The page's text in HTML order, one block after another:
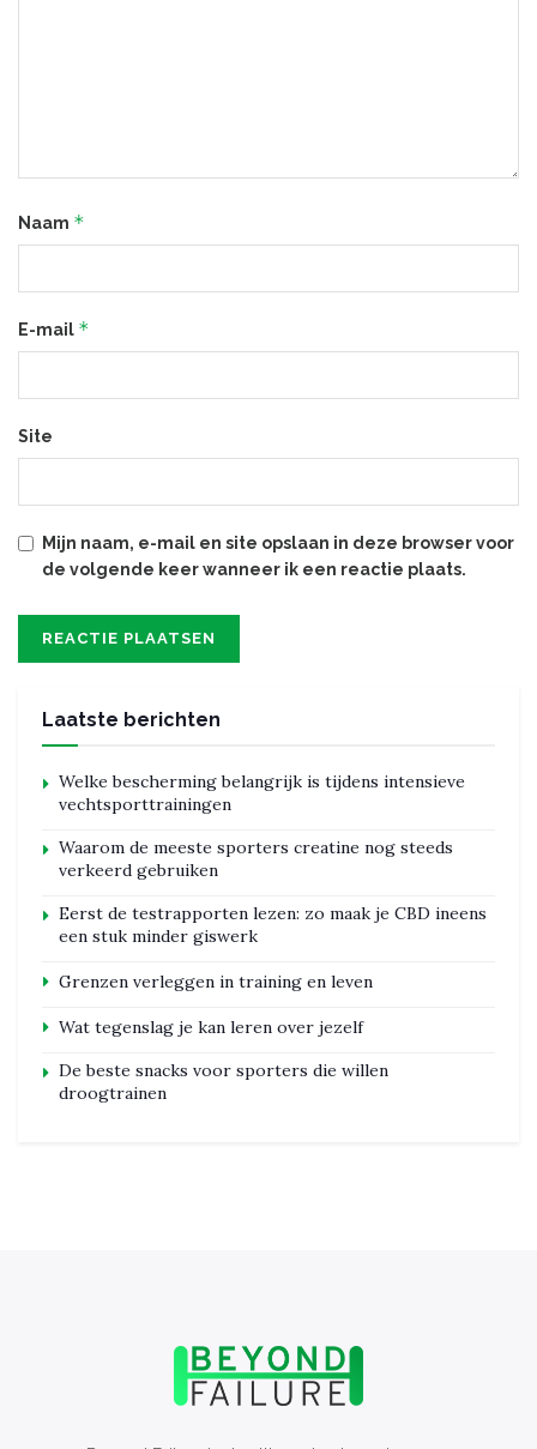
Naam *
E-mail *
Site
Mijn naam, e-mail en site opslaan in deze browser voor
de volgende keer wanneer ik een reactie plaats.
Laatste berichten
Welke bescherming belangrijk is tijdens intensieve
vechtsporttrainingen
Waarom de meeste sporters creatine nog steeds
verkeerd gebruiken
Eerst de testrapporten lezen: zo maak je CBD ineens
een stuk minder giswerk
Grenzen verleggen in training en leven
Wat tegenslag je kan leren over jezelf
De beste snacks voor sporters die willen
droogtrainen